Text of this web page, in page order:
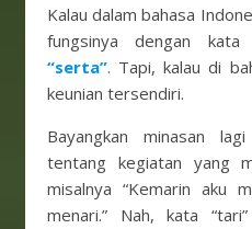
Kalau dalam bahasa
fungsinya dengan kata
“serta”. Tapi, kalau di
keunian tersendiri.
Bayangkan minasan
tentang kegiatan yang
misalnya “Kemarin aku
menari.” Nah, kata